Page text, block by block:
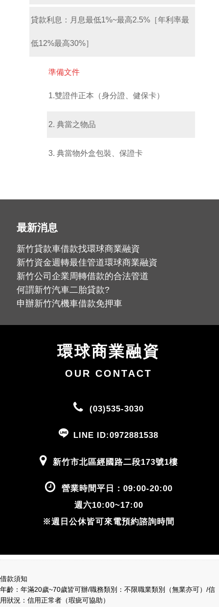
貸款利息：月息最低1%~最高2.5%［年利率最
低12%最高30%］
準備文件
1.雙證件正本（身分證、健保卡）
2. 典當之物品
3. 典當物外盒包裝、保證卡
最新消息
新竹貸款車借款找環球商業融資
新竹資金週轉最佳管道環球商業融資
新竹公司企業周轉借款的合法管道
何謂新竹汽車二胎貸款?
申辦新竹汽機車借款免押車
環球商業融資
OUR CONTACT
(03)535-3030
LINE ID:0972881538
新竹市北區經國路二段173號1樓
營業時間平日：09:00-20:00
週六10:00~17:00
※週日公休皆可來電預約諮詢時間
借款須知
年齡：年滿20歲~70歲皆可辦/職務類別：不限職業類別（無業亦可）/信
用狀況：信用正常者（瑕疵可協助）